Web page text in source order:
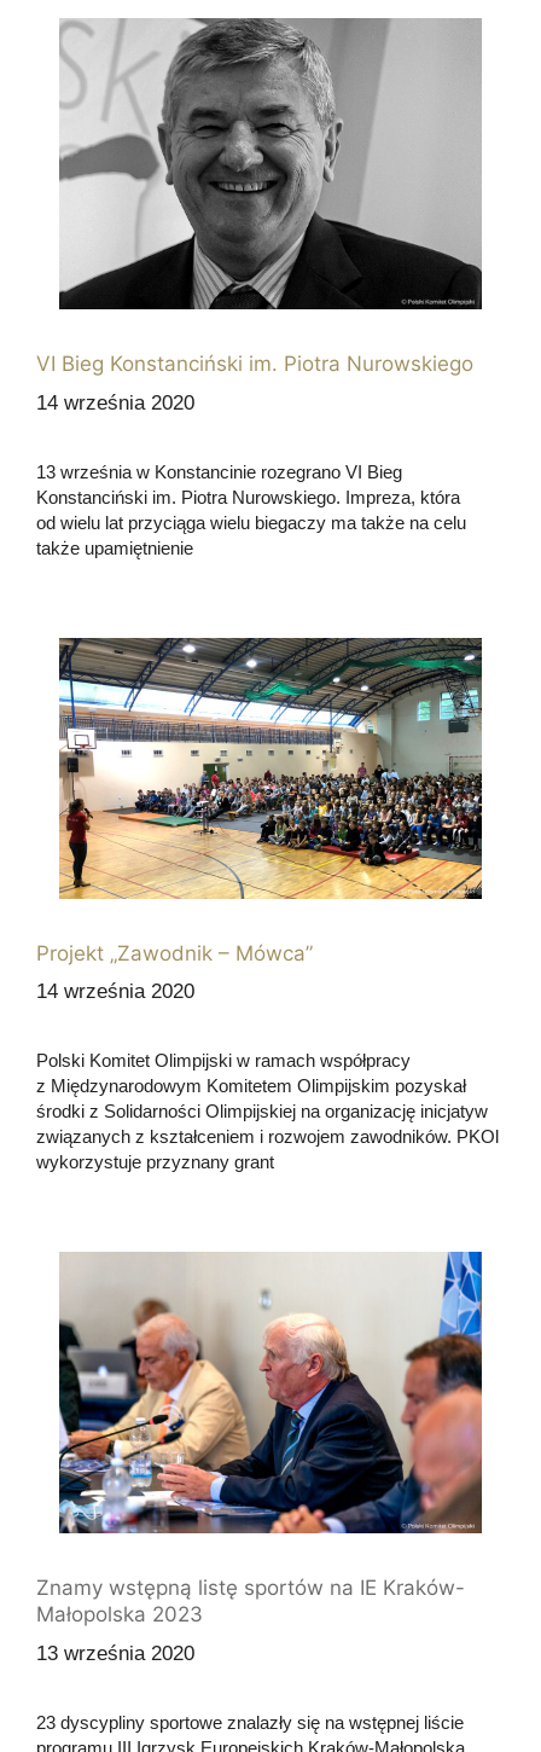
VI Bieg Konstanciński im. Piotra Nurowskiego
14 września 2020
13 września w Konstancinie rozegrano VI Bieg
Konstanciński im. Piotra Nurowskiego. Impreza, która
od wielu lat przyciąga wielu biegaczy ma także na celu
także upamiętnienie
Projekt „Zawodnik – Mówca”
14 września 2020
Polski Komitet Olimpijski w ramach współpracy
z Międzynarodowym Komitetem Olimpijskim pozyskał
środki z Solidarności Olimpijskiej na organizację inicjatyw
związanych z kształceniem i rozwojem zawodników. PKOl
wykorzystuje przyznany grant
Znamy wstępną listę sportów na IE Kraków-
Małopolska 2023
13 września 2020
23 dyscypliny sportowe znalazły się na wstępnej liście
programu III Igrzysk Europejskich Kraków-Małopolska